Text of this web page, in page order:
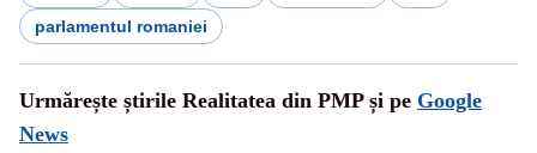
parlamentul romaniei
Urmărește știrile Realitatea din PMP și pe Google
News